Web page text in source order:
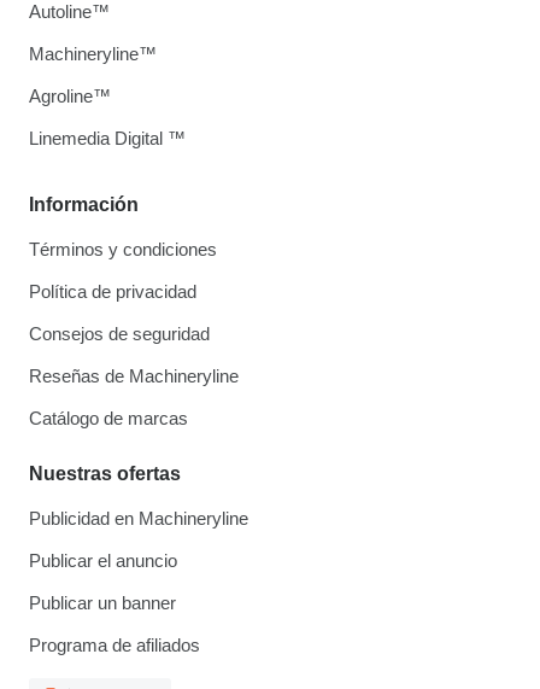
Información
Términos y condiciones
Política de privacidad
Consejos de seguridad
Reseñas de Machineryline
Catálogo de marcas
Nuestras ofertas
Publicidad en Machineryline
Publicar el anuncio
Publicar un banner
Programa de afiliados
Autoline™
Machineryline™
Agroline™
Linemedia Digital ™